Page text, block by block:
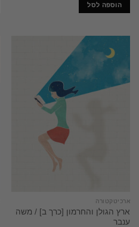
הוספה לסל
ארכיטקטורה
ארץ הגולן והחרמון [כרך ב] / משה
ענבר